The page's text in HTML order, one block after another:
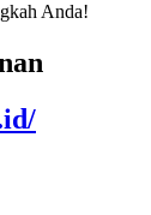
Anda!